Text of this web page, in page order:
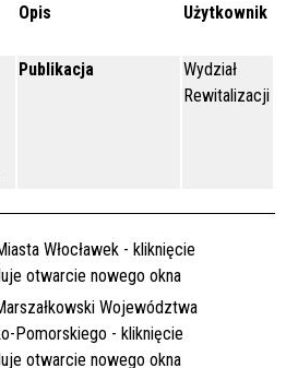
Opis Użytkownik
Publikacja
Wydział
Rewitalizacji